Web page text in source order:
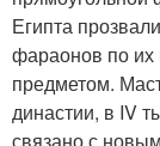
Египта
фараонов по
предметом.
династии, в IV